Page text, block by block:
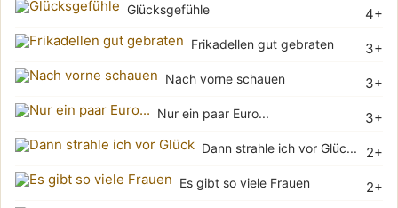
4+
Glücksgefühle
3+
Frikadellen gut gebraten
3+
Nach vorne schauen
3+
Nur ein paar Euro...
2+
Dann strahle ich vor Glüc...
2+
Es gibt so viele Frauen